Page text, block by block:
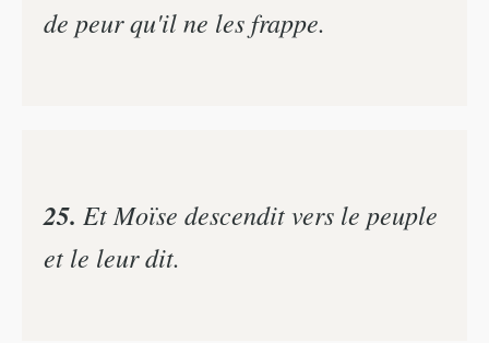
de peur qu'il ne les frappe.
25. Et Moïse descendit vers le peuple
et le leur dit.